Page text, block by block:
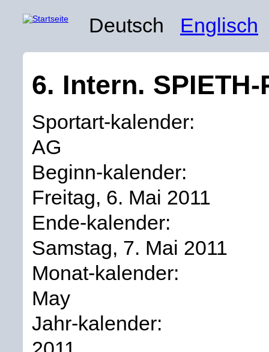
Deutsch Englisch
6. Intern.
Sportart-kalender:
AG
Beginn-kalender:
Freitag, 6. Mai 2011
Ende-kalender:
Samstag, 7. Mai 2011
Monat-kalender:
May
Jahr-kalender: